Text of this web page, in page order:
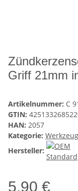
Griff 21mm
Artikelnummer: C
GTIN:
HAN: 2057
Kategorie:
Hersteller:
5,90 €